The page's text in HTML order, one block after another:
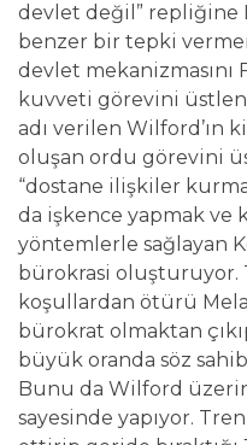
devlet değil” repliğine
benzer bir tepki
devlet
kuvveti görevini
adı verilen Wilford’ın
oluşan ordu görevini
“dostane ilişkiler
da işkence yapmak ve
yöntemlerle sağlayan
bürokrasi oluşturuyor.
koşullardan ötürü
bürokrat olmaktan
büyük oranda söz
Bunu da Wilford
sayesinde yapıyor.